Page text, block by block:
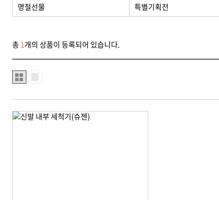
명절선물
특별기획전
총 1개의 상품이 등록되어 있습니다.